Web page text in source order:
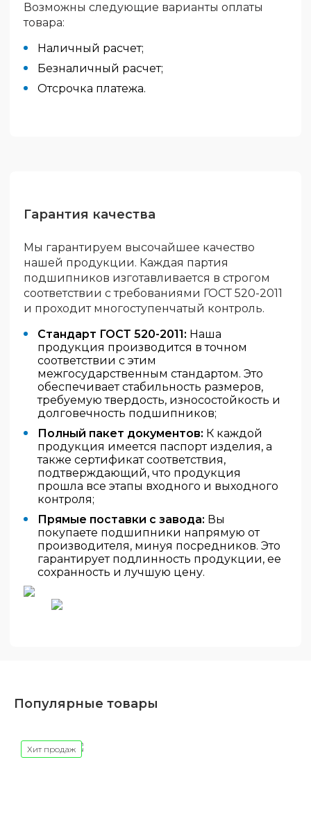
Возможны следующие варианты оплаты
товара:
Наличный расчет;
Безналичный расчет;
Отсрочка платежа.
Гарантия качества
Мы гарантируем высочайшее качество
нашей продукции. Каждая партия
подшипников изготавливается в строгом
соответствии с требованиями ГОСТ 520-2011
и проходит многоступенчатый контроль.
Стандарт ГОСТ 520-2011: Наша
продукция производится в точном
соответствии с этим
межгосударственным стандартом. Это
обеспечивает стабильность размеров,
требуемую твердость, износостойкость и
долговечность подшипников;
Полный пакет документов: К каждой
продукция имеется паспорт изделия, а
также сертификат соответствия,
подтверждающий, что продукция
прошла все этапы входного и выходного
контроля;
Прямые поставки с завода: Вы
покупаете подшипники напрямую от
производителя, минуя посредников. Это
гарантирует подлинность продукции, ее
сохранность и лучшую цену.
Популярные товары
Хит продаж